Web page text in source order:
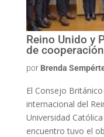
Reino Unido y
de cooperación
por Brenda
El Consejo
internacional del
Universidad
encuentro tuvo el